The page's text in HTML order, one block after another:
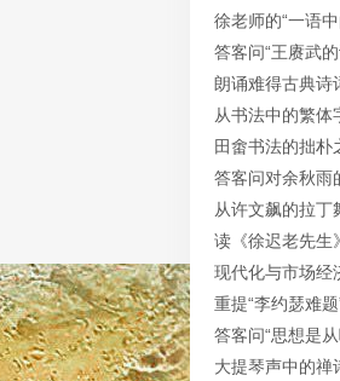
徐老师的“一语中
答客问“王赓武
朗诵难得古典诗
从书法中的繁体
田畬书法的拙朴
答客问对余秋雨
从许文飙的拉丁
读《徐迟老先生》
现代化与市场经
重提“李约瑟难题
答客问“思想是
大提琴声中的禅